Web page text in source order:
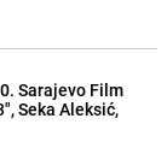
Sarajevo Film
Seka Aleksić,